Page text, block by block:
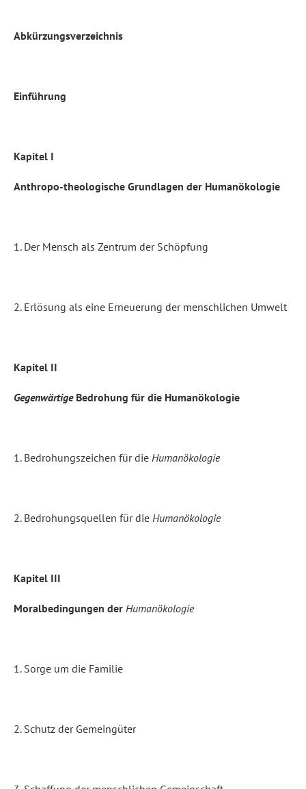
Abkürzungsverzeichnis
Einführung
Kapitel I
Anthropo-theologische Grundlagen der Humanökologie
1. Der Mensch als Zentrum der Schöpfung
2. Erlösung als eine Erneuerung der menschlichen Umwelt
Kapitel II
Gegenwärtige Bedrohung für die Humanökologie
1. Bedrohungszeichen für die Humanökologie
2. Bedrohungsquellen für die Humanökologie
Kapitel III
Moralbedingungen der Humanökologie
1. Sorge um die Familie
2. Schutz der Gemeingüter